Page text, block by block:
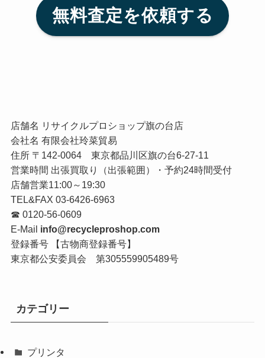
無料査定を依頼する
店舗名 リサイクルプロショップ旗の台店
会社名 有限会社玲菜貿易
住所 〒142-0064 東京都品川区旗の台6-27-11
営業時間 出張買取り（出張範囲）・予約24時間受付
店舗営業11:00～19:30
TEL&FAX 03-6426-6963
☎ 0120-56-0609
E-Mail info@recycleproshop.com
登録番号 【古物商登録番号】
東京都公安委員会 第305559905489号
カテゴリー
プリンタ